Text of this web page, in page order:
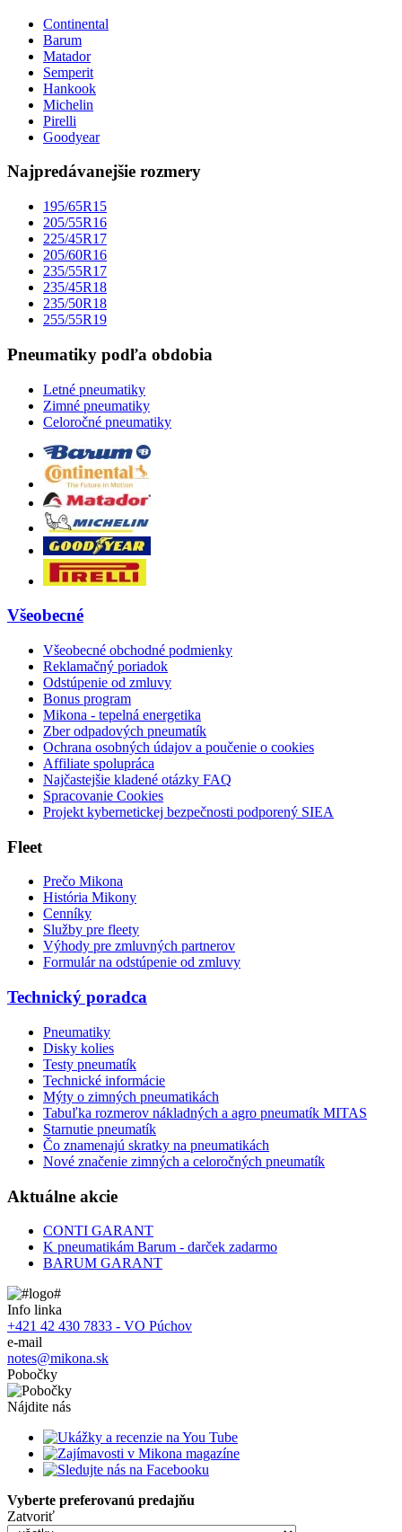
Continental
Barum
Matador
Semperit
Hankook
Michelin
Pirelli
Goodyear
Najpredávanejšie rozmery
195/65R15
205/55R16
225/45R17
205/60R16
235/55R17
235/45R18
235/50R18
255/55R19
Pneumatiky podľa obdobia
Letné pneumatiky
Zimné pneumatiky
Celoročné pneumatiky
Všeobecné
Všeobecné obchodné podmienky
Reklamačný poriadok
Odstúpenie od zmluvy
Bonus program
Mikona - tepelná energetika
Zber odpadových pneumatík
Ochrana osobných údajov a poučenie o cookies
Affiliate spolupráca
Najčastejšie kladené otázky FAQ
Spracovanie Cookies
Projekt kybernetickej bezpečnosti podporený SIEA
Fleet
Prečo Mikona
História Mikony
Cenníky
Služby pre fleety
Výhody pre zmluvných partnerov
Formulár na odstúpenie od zmluvy
Technický poradca
Pneumatiky
Disky kolies
Testy pneumatík
Technické informácie
Mýty o zimných pneumatikách
Tabuľka rozmerov nákladných a agro pneumatík MITAS
Starnutie pneumatík
Čo znamenajú skratky na pneumatikách
Nové značenie zimných a celoročných pneumatík
Aktuálne akcie
CONTI GARANT
K pneumatikám Barum - darček zadarmo
BARUM GARANT
Info linka
+421 42 430 7833 - VO Púchov
e-mail
notes@mikona.sk
Pobočky
Nájdite nás
Vyberte preferovanú predajňu
Zatvoriť